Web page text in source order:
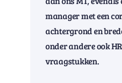
manager met een
achtergrond en
onder andere ook
vraagstukken.